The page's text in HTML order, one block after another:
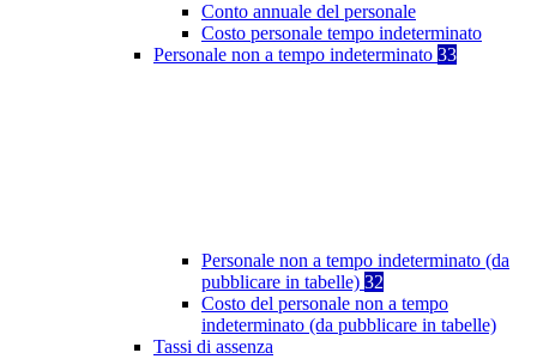
Conto annuale del personale
Costo personale tempo indeterminato
Personale non a tempo indeterminato 33
Personale non a tempo indeterminato (da
pubblicare in tabelle) 32
Costo del personale non a tempo
indeterminato (da pubblicare in tabelle)
Tassi di assenza